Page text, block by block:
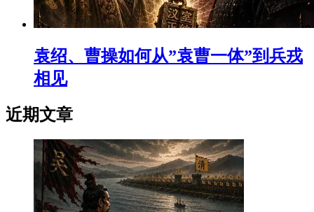
袁绍、曹操如何从”袁曹一体”到兵戎
相见
近期文章